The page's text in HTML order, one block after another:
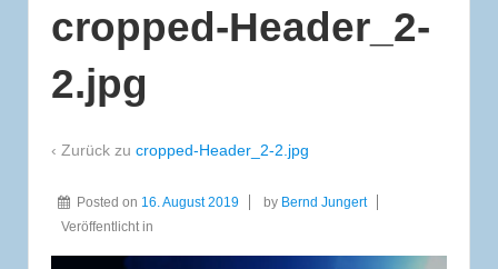
cropped-Header_2-
2.jpg
‹ Zurück zu cropped-Header_2-2.jpg
Posted on 16. August 2019 by Bernd Jungert
Veröffentlicht in